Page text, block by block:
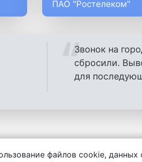
ПАО "Ростелеком"
Звонок на
сбросили.
для
за содержание
файлов cookie,